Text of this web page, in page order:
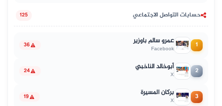
حسابات التواصل الاجتماعي 125
1 عمرو سالم باوزير
Facebook
36
2 أبوخالد الناخبي
X
24
3 بركان المسيرة
X
19